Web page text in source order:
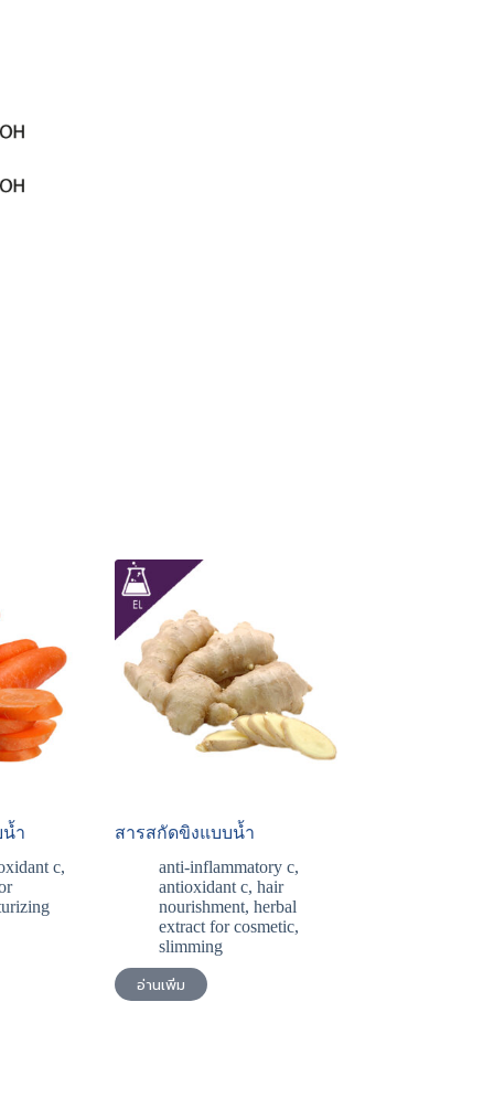
ำ
c,
สารสกัดขิงแบบน้ำ
anti-inflammatory c,
antioxidant c, hair
nourishment, herbal
extract for cosmetic,
slimming
อ่านเพิ่ม